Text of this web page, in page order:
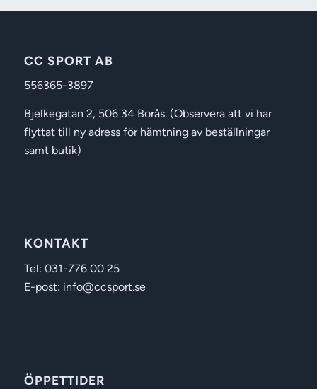
CC SPORT AB
556365-3897
Bjelkegatan 2, 506 34 Borås. (Observera att vi har
flyttat till ny adress för hämtning av beställningar
samt butik)
KONTAKT
Tel: 031-776 00 25
E-post: info@ccsport.se
ÖPPETTIDER